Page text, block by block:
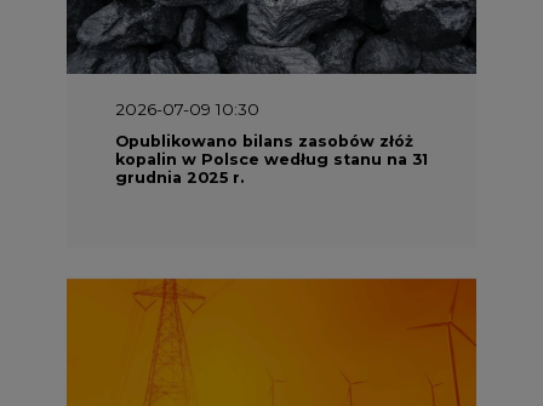
2026-06-08 07:00
Wyszedł raport "Bezpieczniej i
taniej. Ciepłownictwo na ratunek
KSE"